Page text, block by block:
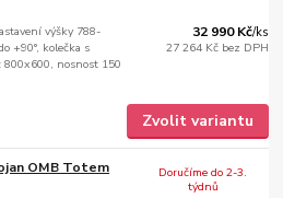
výšky 788-
+90°, kolečka s
800x600, nosnost 150
32 990 Kč/ks
27 264 Kč bez DPH
Zvolit variantu
OMB Totem
Doručíme do 2-3.
týdnů